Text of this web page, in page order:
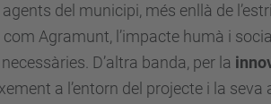
del municipi, més enllà de
Agramunt, l’impacte humà i
necessàries. D’altra banda, per la
a l’entorn del projecte i la